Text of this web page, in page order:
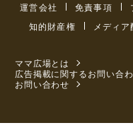
運営会社 免責事項
知的財産権
メディ
ママ広場とは
広告掲載に関するお問い合
お問い合わせ